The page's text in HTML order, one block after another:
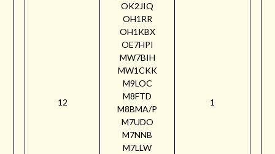
12
OK2JIQ
OH1RR
OH1KBX
OE7HPI
MW7BIH
MW1CKK
M9LOC
M8FTD
M8BMA/P
M7UDO
M7NNB
M7LLW
1